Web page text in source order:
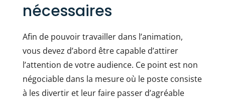
nécessaires
Afin de pouvoir travailler dans l’animation,
vous devez d’abord être capable d’attirer
l’attention de votre audience. Ce point est non
négociable dans la mesure où le poste consiste
à les divertir et leur faire passer d’agréable